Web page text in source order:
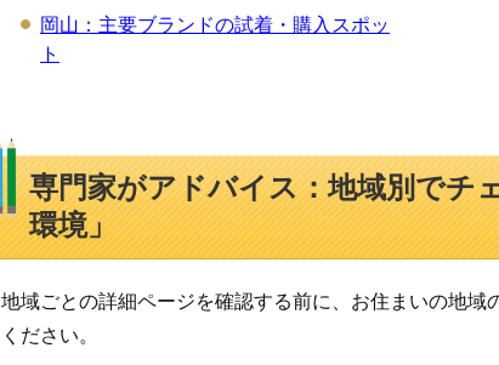
岡山：主要ブランドの試着・購入スポッ
ト
専門家がアドバイス：地域別でチ
環境」
地域ごとの詳細ページを確認する前に、お住まいの地域
ください。